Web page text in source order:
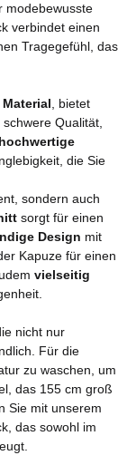
modebewusste
verbindet einen
Tragegefühl, das
, bietet
Qualität,
hochwertige
die Sie
sondern auch
sorgt für einen
Design mit
Kapuze für einen
vielseitig
nicht nur
Für die
zu waschen, um
das 155 cm groß
Sie mit unserem
das sowohl im